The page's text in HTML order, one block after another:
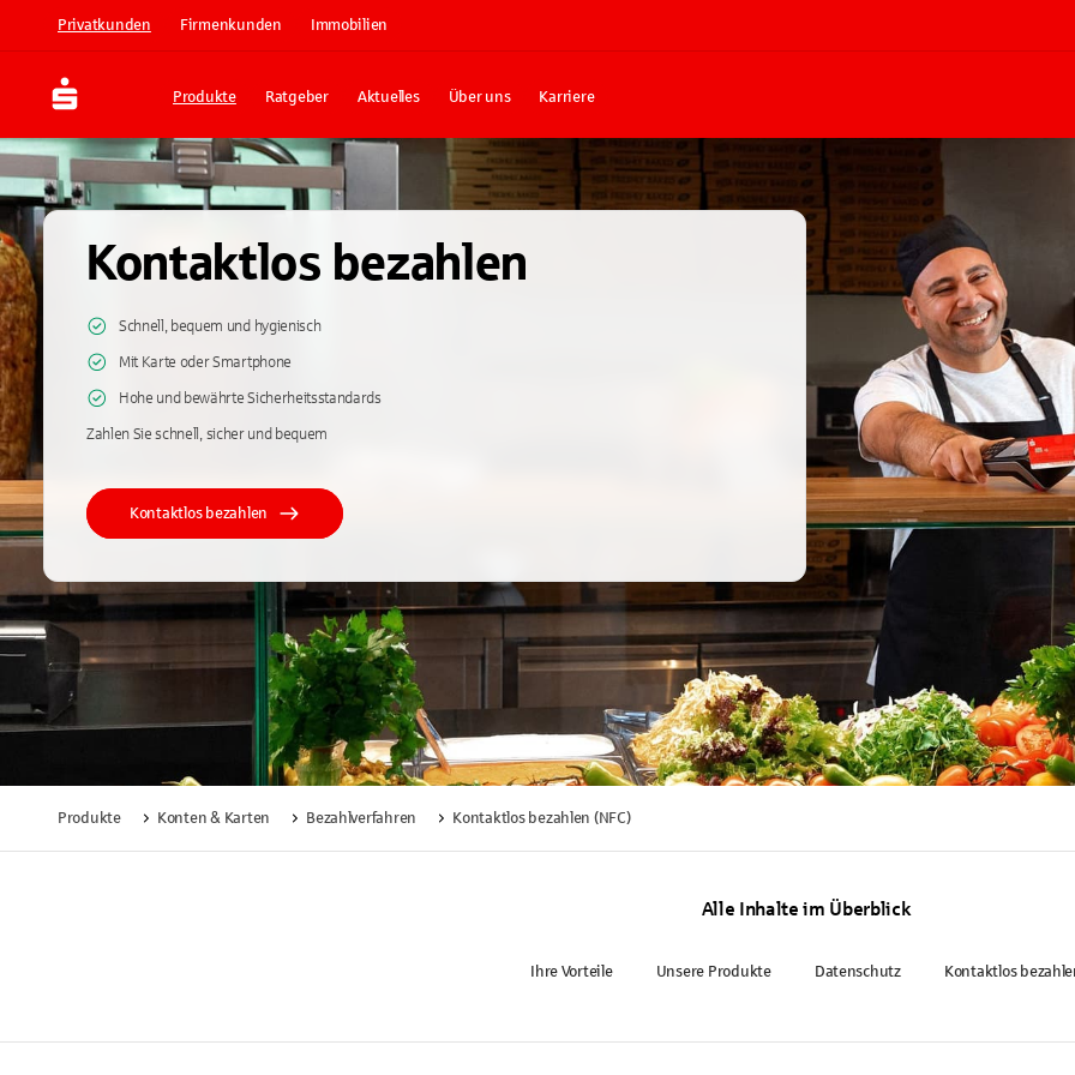
Privatkunden Firmenkunden Immobilien
Produkte Ratgeber Aktuelles Über uns Karriere
Kontaktlos bezahlen
Schnell, bequem und hygienisch
Mit Karte oder Smartphone
Hohe und bewährte Sicherheitsstandards
Zahlen Sie schnell, sicher und bequem
Kontaktlos bezahlen
Produkte Konten & Karten Bezahlverfahren Kontaktlos bezahlen (NFC)
Alle Inhalte im Überblick
Ihre Vorteile Unsere Produkte Datenschutz Kontaktlos